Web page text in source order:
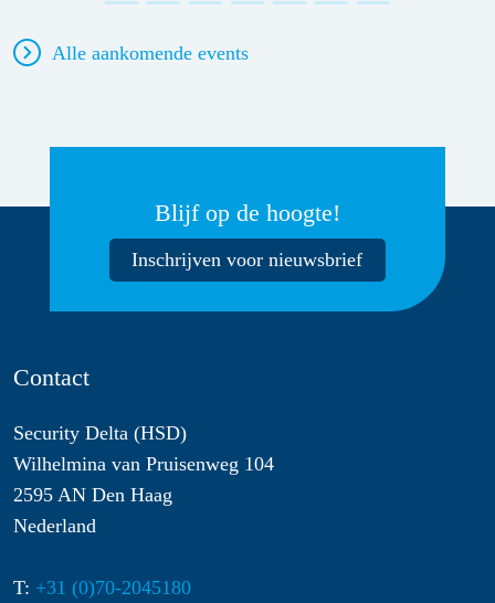
Alle aankomende events
Blijf op de hoogte!
Inschrijven voor nieuwsbrief
Contact
Security Delta (HSD)
Wilhelmina van Pruisenweg 104
2595 AN Den Haag
Nederland
T: +31 (0)70-2045180